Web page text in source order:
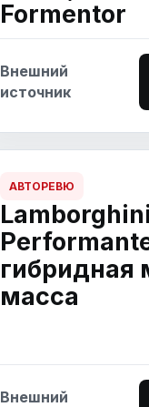
Formentor
Внешний
источник
АВТОРЕВЮ
гибридная
масса
Внешний